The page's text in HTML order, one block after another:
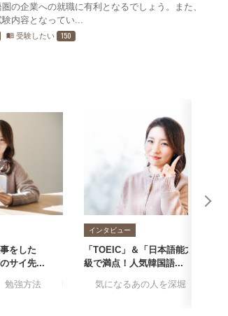
の企業への就職に有利となるでしょう。また、
内容となってい...
menu_book 受験したい 150
をした
サイ先...
勉強方法 #韓流 #韓国語 #サイ先生
インタビュー
「TOEIC」＆「日本語能力試験」1
級で満点！人気韓国語...
#気になるあの人を深堀り